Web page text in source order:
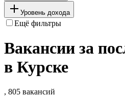
Уровень дохода
Ещё фильтры
Вакансии за
в Курске
, 805 вакансий